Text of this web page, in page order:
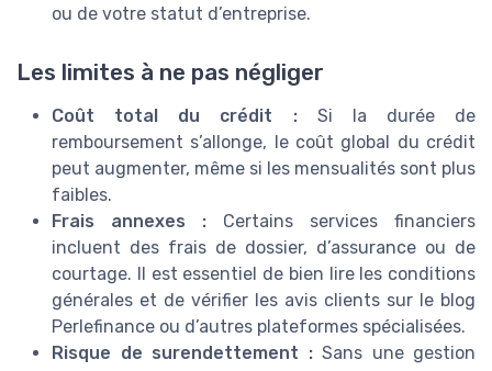
ou de votre statut d’entreprise.
Les limites à ne pas négliger
Coût total du crédit :Si la durée de
remboursement s’allonge, le coût global du crédit
peut augmenter, même si les mensualités sont plus
faibles.
Frais annexes : Certains services financiers
incluent des frais de dossier, d’assurance ou de
courtage. Il est essentiel de bien lire les conditions
générales et de vérifier les avis clients sur le blog
Perlefinance ou d’autres plateformes spécialisées.
Risque de surendettement :Sans une gestion